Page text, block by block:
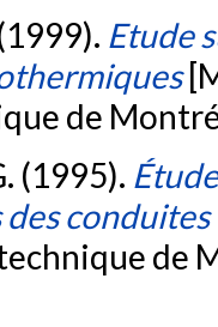
Etude
de
(1995).
des
de